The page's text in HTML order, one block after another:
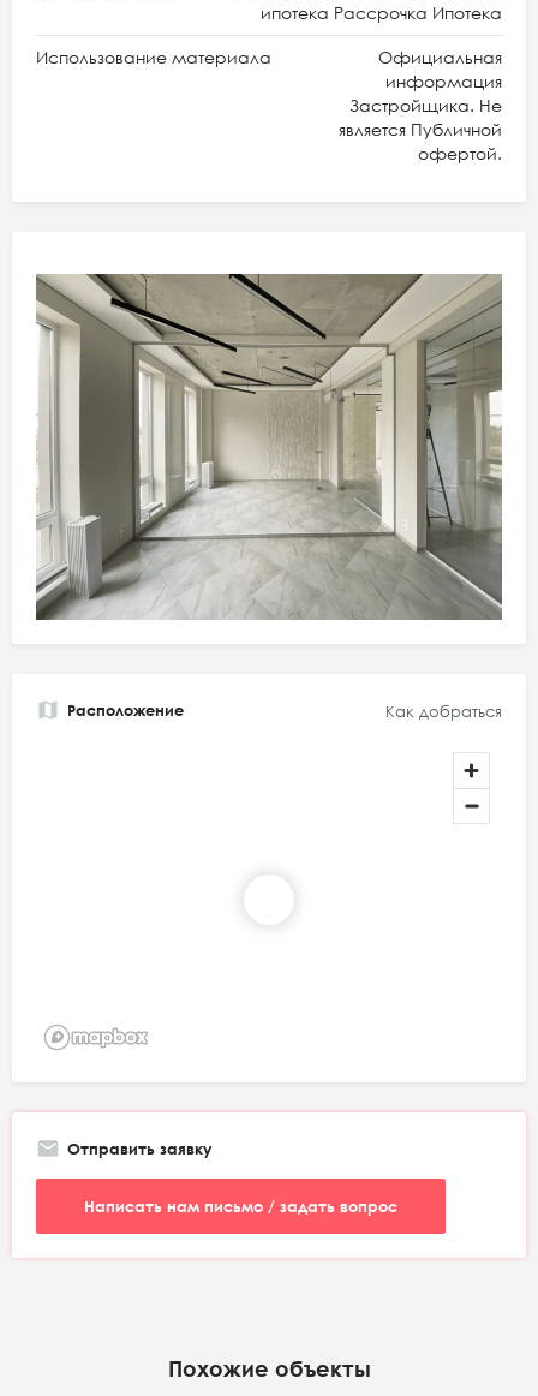
ипотека Рассрочка Ипотека
Использование материала
Официальная
информация
Застройщика. Не
является Публичной
офертой.
Расположение Как добраться
Отправить заявку
Написать нам письмо / задать вопрос
Похожие объекты